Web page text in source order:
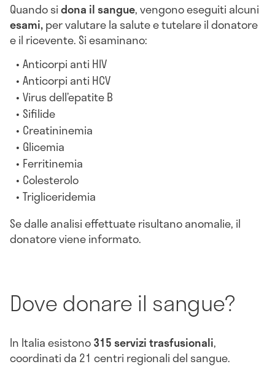
Quando sidona il sangue, vengono eseguiti alcuni
esami,per valutare la salute e tutelare il donatore
e il ricevente. Si esaminano:
Anticorpi anti HIV
Anticorpi anti HCV
Virus dell’epatite B
Sifilide
Creatininemia
Glicemia
Ferritinemia
Colesterolo
Trigliceridemia
Se dalle analisi effettuate risultano anomalie, il
donatore viene informato.
Dove donare il sangue?
In Italia esistono315 servizi trasfusionali,
coordinati da 21 centri regionali del sangue.